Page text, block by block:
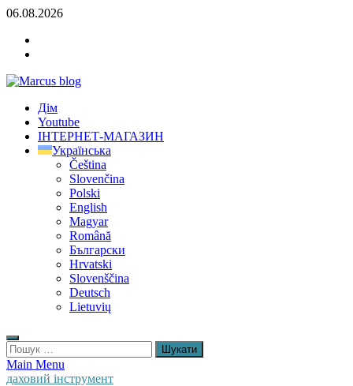
Skip
content
06.08.2026
NÁRADIE
Marcus blog
Stavebné profily, náradie, izolácie
Дім
Youtube
ІНТЕРНЕТ-МАГАЗИН
Українська
Čeština
Slovenčina
Polski
English
Magyar
Română
Български
Hrvatski
Slovenščina
Deutsch
Lietuvių
Пошук:
Main Menu
даховий інструмент